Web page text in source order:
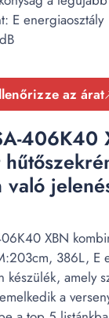
hűtés Nyaralás
Nyitott ajtó
54.5 cm
193.5 cm
E energiaosztály
az árat
406K40
való
XBN
386L, E
készülék, amely
a